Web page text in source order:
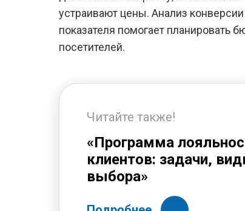
устраивают цены. Анализ
показателя помогает планировать
посетителей.
Читайте также!
«Программа
клиентов: задачи,
выбора»